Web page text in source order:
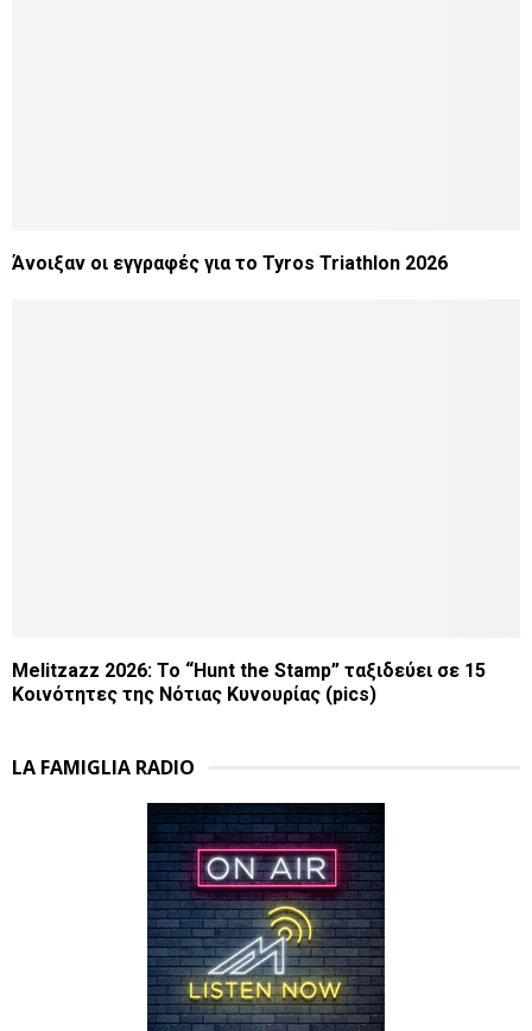
Άνοιξαν οι εγγραφές για το Tyros Triathlon 2026
Melitzazz 2026: Το “Hunt the Stamp” ταξιδεύει σε 15
Κοινότητες της Νότιας Κυνουρίας (pics)
LA FAMIGLIA RADIO